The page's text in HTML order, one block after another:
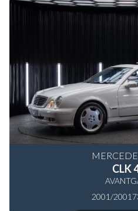
CLK
2001/2001